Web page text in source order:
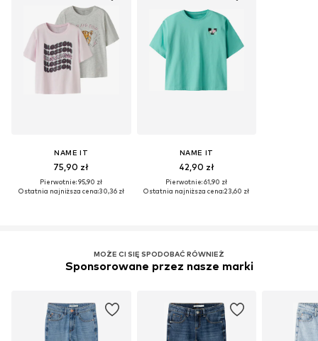
NAME IT
75,90 zł
Pierwotnie: 95,90 zł
Ostatnia najniższa cena:30,36 zł
NAME IT
42,90 zł
Pierwotnie: 61,90 zł
Ostatnia najniższa cena:23,60 zł
MOŻE CI SIĘ SPODOBAĆ RÓWNIEŻ
Sponsorowane przez nasze marki